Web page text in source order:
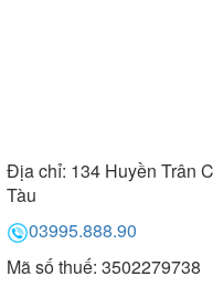
Địa chỉ: 134 Huyền Trân
Tàu
03995.888.90
Mã số thuế: 3502279738